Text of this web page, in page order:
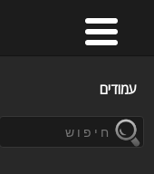
עמודים